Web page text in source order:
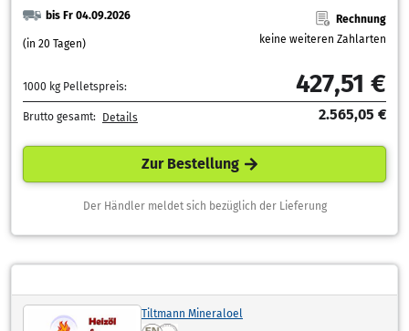
bis Fr 04.09.2026
(in 20 Tagen)
Rechnung
keine weiteren Zahlarten
1000 kg Pelletspreis: 427,51 €
Brutto gesamt: Details 2.565,05 €
Zur Bestellung
Der Händler meldet sich bezüglich der Lieferung
Tiltmann Mineraloel